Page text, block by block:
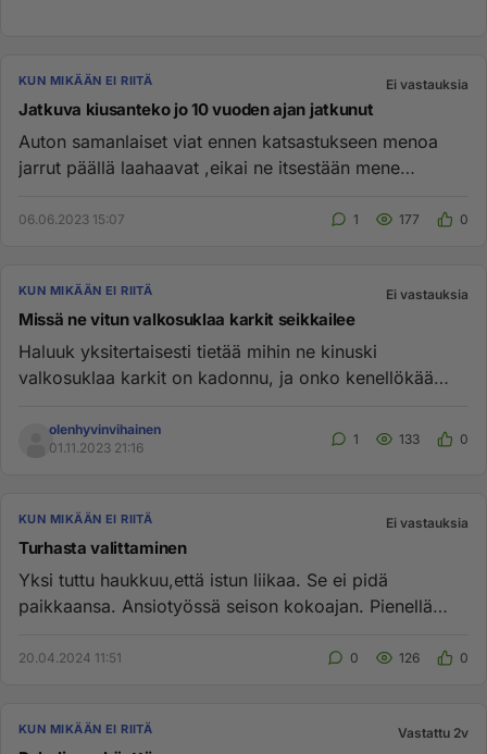
KUN MIKÄÄN EI RIITÄ Ei vastauksia
Jatkuva kiusanteko jo 10 vuoden ajan jatkunut
Auton samanlaiset viat ennen katsastukseen menoa
jarrut päällä laahaavat ,eikai ne itsestään mene
06.06.2023 15:07 1 177 0
KUN MIKÄÄN EI RIITÄ Ei vastauksia
Missä ne vitun valkosuklaa karkit seikkailee
Haluuk yksitertaisesti tietää mihin ne kinuski
valkosuklaa karkit on kadonnu, ja onko kenellökää
olenhyvinvihainen
01.11.2023 21:16
1 133 0
KUN MIKÄÄN EI RIITÄ Ei vastauksia
Turhasta valittaminen
Yksi tuttu haukkuu,että istun liikaa. Se ei pidä
paikkaansa. Ansiotyössä seison kokoajan. Pienellä
20.04.2024 11:51 0 126 0
KUN MIKÄÄN EI RIITÄ Vastattu 2v